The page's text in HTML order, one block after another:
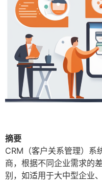
摘要
CRM（客户关系管理）系
商，根据不同企业需求的
别，如适用于大中型企业